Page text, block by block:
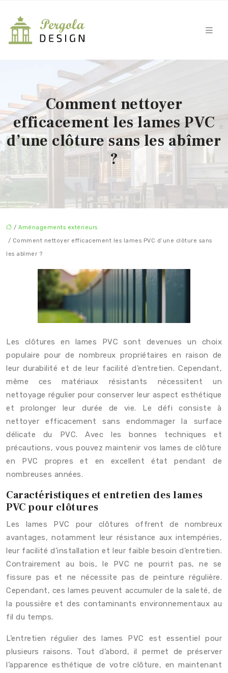
Comment nettoyer
efficacement les lames PVC
d’une clôture sans les abîmer
?
/ Aménagements extérieurs
/ Comment nettoyer efficacement les lames PVC d’une clôture sans
les abîmer ?
Les clôtures en lames PVC sont devenues un choix
populaire pour de nombreux propriétaires en raison de
leur durabilité et de leur facilité d’entretien. Cependant,
même ces matériaux résistants nécessitent un
nettoyage régulier pour conserver leur aspect esthétique
et prolonger leur durée de vie. Le défi consiste à
nettoyer efficacement sans endommager la surface
délicate du PVC. Avec les bonnes techniques et
précautions, vous pouvez maintenir vos lames de clôture
en PVC propres et en excellent état pendant de
nombreuses années.
Caractéristiques et entretien des lames
PVC pour clôtures
Les lames PVC pour clôtures offrent de nombreux
avantages, notamment leur résistance aux intempéries,
leur facilité d’installation et leur faible besoin d’entretien.
Contrairement au bois, le PVC ne pourrit pas, ne se
fissure pas et ne nécessite pas de peinture régulière.
Cependant, ces lames peuvent accumuler de la saleté, de
la poussière et des contaminants environnementaux au
fil du temps.
L’entretien régulier des lames PVC est essentiel pour
plusieurs raisons. Tout d’abord, il permet de préserver
l’apparence esthétique de votre clôture, en maintenant